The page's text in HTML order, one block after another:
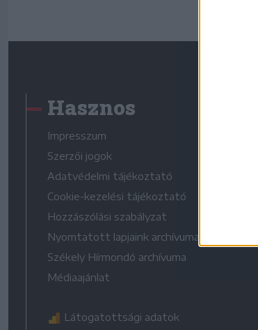
Hasznos
Impresszum
Szerzői jogok
Adatvédelmi tájékoztató
Cookie-kezelési tájékoztató
Hozzászólási szabályzat
Nyomtatott lapjaink archívuma
Székely Hírmondó archívuma
Médiaajánlat
Látogatottsági adatok